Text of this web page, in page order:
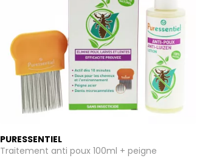
PURESSENTIEL
Traitement anti poux 100ml + peigne